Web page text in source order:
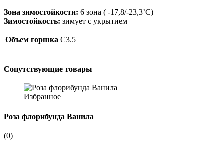
Зона зимостойкости: 6 зона ( -17,8/-23,3’C)
Зимостойкость: зимует с укрытием
Объем горшка C3.5
Сопутствующие товары
Избранное
Роза флорибунда Ванила
(0)